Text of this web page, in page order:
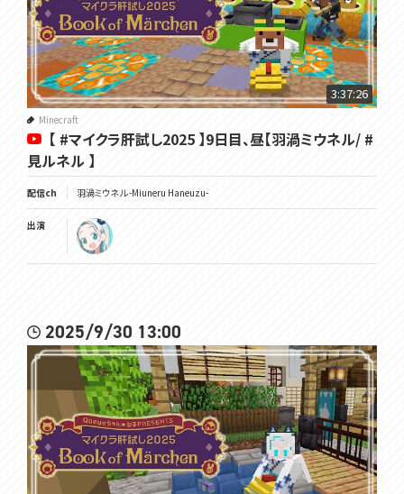
3:37:26
Minecraft
【 #マイクラ肝試し2025 】9日目、昼【羽渦ミウネル/ #
見ルネル 】
配信ch 羽渦ミウネル -Miuneru Haneuzu-
出演
2025/9/30 13:00